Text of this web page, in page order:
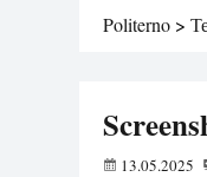
Politerno >
13.05.2025